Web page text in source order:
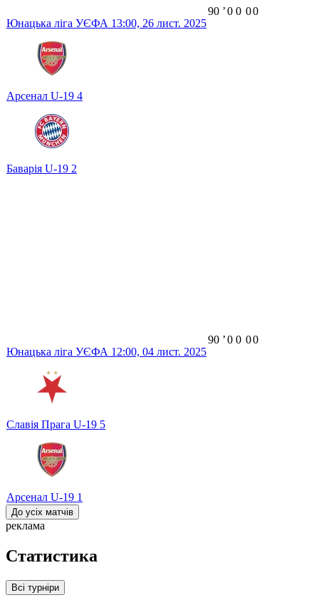
Юнацька ліга УЄФА 13:00, 26 лист. 2025
Арсенал U-19 4
Баварія U-19 2
90 ʼ0 0 00
Юнацька ліга УЄФА 12:00, 04 лист. 2025
Славія Прага U-19 5
Арсенал U-19 1
90 ʼ0 0 00
До усіх матчів
реклама
Статистика
Всі турніри